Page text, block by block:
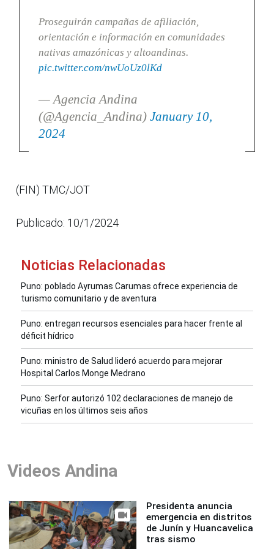
Proseguirán campañas de afiliación,
orientación e información en comunidades
nativas amazónicas y altoandinas.
pic.twitter.com/nwUoUz0lKd
— Agencia Andina
(@Agencia_Andina) January 10,
2024
(FIN) TMC/JOT
Publicado: 10/1/2024
Noticias Relacionadas
Puno: poblado Ayrumas Carumas ofrece experiencia de
turismo comunitario y de aventura
Puno: entregan recursos esenciales para hacer frente al
déficit hídrico
Puno: ministro de Salud lideró acuerdo para mejorar
Hospital Carlos Monge Medrano
Puno: Serfor autorizó 102 declaraciones de manejo de
vicuñas en los últimos seis años
Videos Andina
Presidenta anuncia
emergencia en distritos
de Junín y Huancavelica
tras sismo